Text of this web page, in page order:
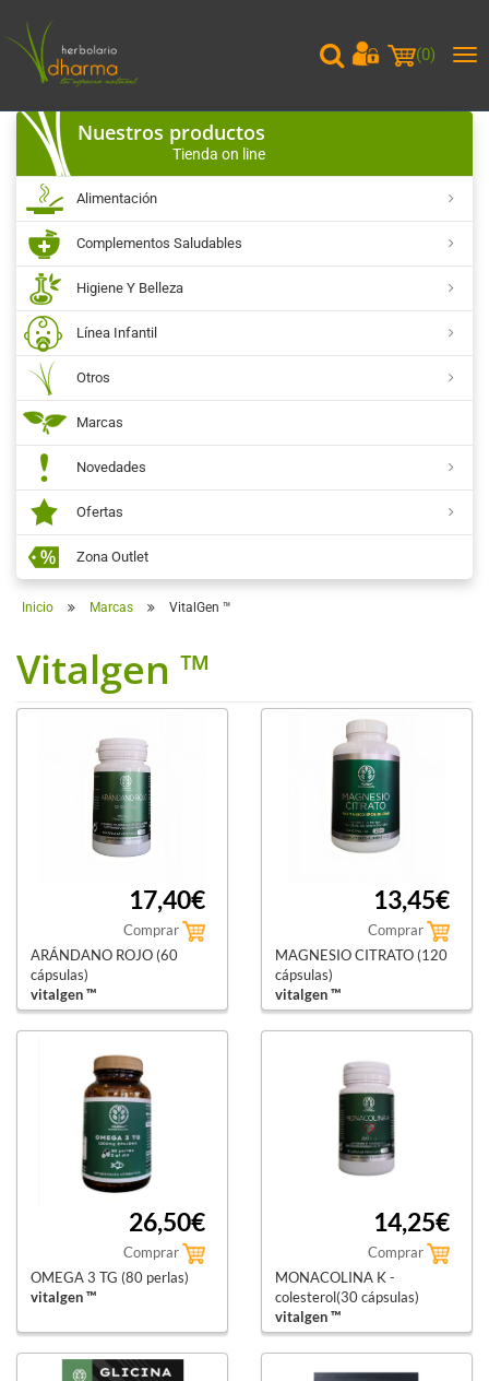
(0)
Nuestros productos
Tienda on line
Alimentación
Complementos Saludables
Higiene Y Belleza
Línea Infantil
Otros
Marcas
Novedades
Ofertas
Zona Outlet
Inicio Marcas VitalGen ™
Vitalgen ™
17,40€
Comprar
ARÁNDANO ROJO (60
cápsulas)
vitalgen ™
13,45€
Comprar
MAGNESIO CITRATO (120
cápsulas)
vitalgen ™
26,50€
Comprar
OMEGA 3 TG (80 perlas)
vitalgen ™
14,25€
Comprar
MONACOLINA K -
colesterol(30 cápsulas)
vitalgen ™